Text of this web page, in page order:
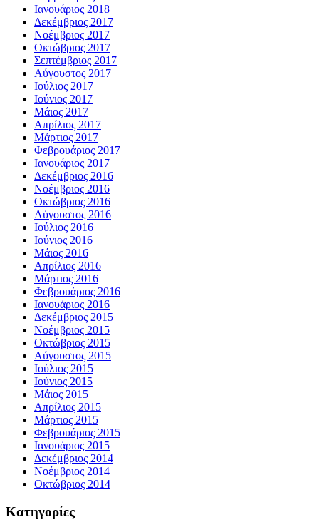
Ιανουάριος 2018
Δεκέμβριος 2017
Νοέμβριος 2017
Οκτώβριος 2017
Σεπτέμβριος 2017
Αύγουστος 2017
Ιούλιος 2017
Ιούνιος 2017
Μάιος 2017
Απρίλιος 2017
Μάρτιος 2017
Φεβρουάριος 2017
Ιανουάριος 2017
Δεκέμβριος 2016
Νοέμβριος 2016
Οκτώβριος 2016
Αύγουστος 2016
Ιούλιος 2016
Ιούνιος 2016
Μάιος 2016
Απρίλιος 2016
Μάρτιος 2016
Φεβρουάριος 2016
Ιανουάριος 2016
Δεκέμβριος 2015
Νοέμβριος 2015
Οκτώβριος 2015
Αύγουστος 2015
Ιούλιος 2015
Ιούνιος 2015
Μάιος 2015
Απρίλιος 2015
Μάρτιος 2015
Φεβρουάριος 2015
Ιανουάριος 2015
Δεκέμβριος 2014
Νοέμβριος 2014
Οκτώβριος 2014
Kατηγορίες